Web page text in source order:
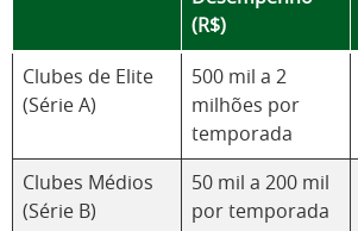
(R$)
Clubes de Elite
(Série A)
500 mil a 2
milhões por
temporada
Clubes Médios
(Série B)
50 mil a 200 mil
por temporada